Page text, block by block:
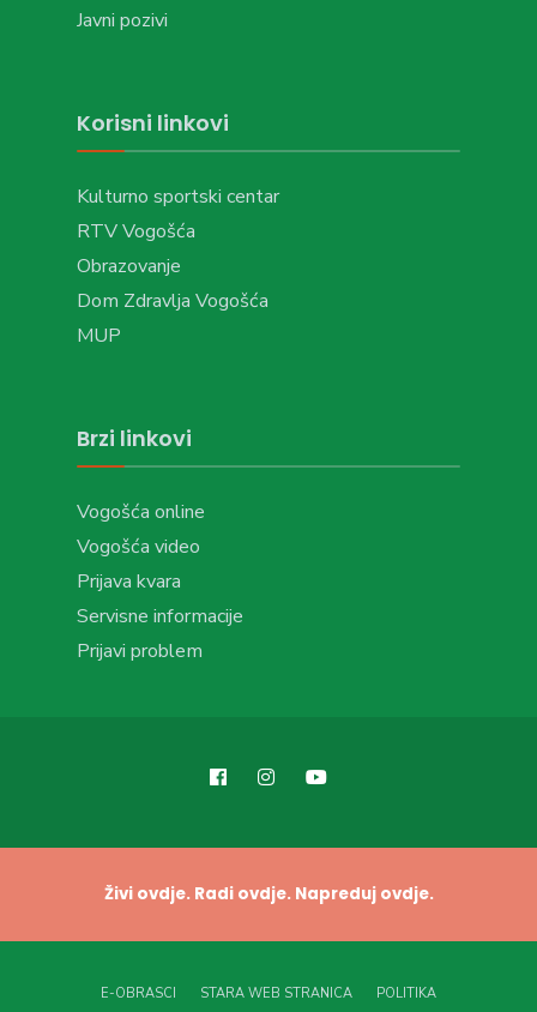
Javni pozivi
Korisni linkovi
Kulturno sportski centar
RTV Vogošća
Obrazovanje
Dom Zdravlja Vogošća
MUP
Brzi linkovi
Vogošća online
Vogošća video
Prijava kvara
Servisne informacije
Prijavi problem
Živi ovdje. Radi ovdje. Napreduj ovdje.
E-OBRASCI STARA WEB STRANICA POLITIKA